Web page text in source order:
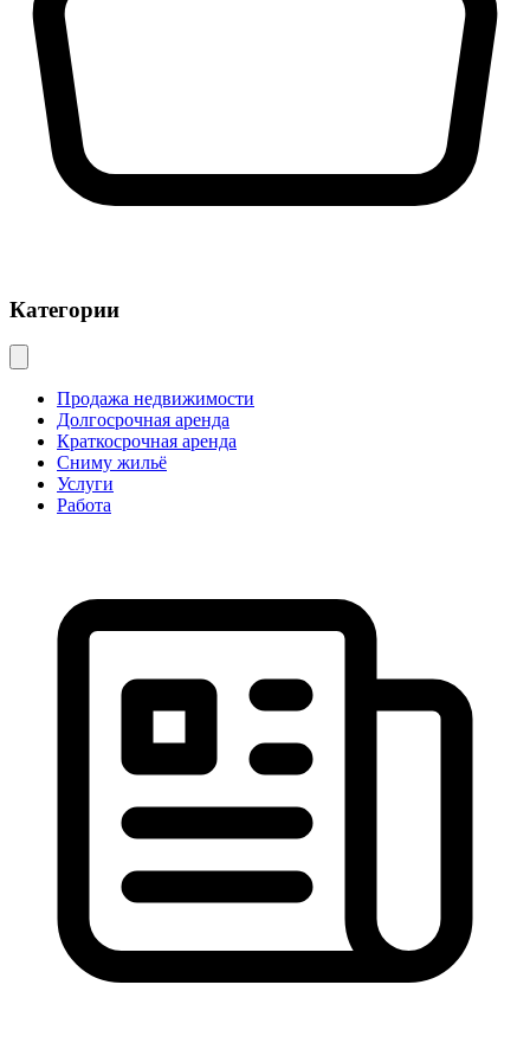
Категории
Продажа недвижимости
Долгосрочная аренда
Краткосрочная аренда
Сниму жильё
Услуги
Работа